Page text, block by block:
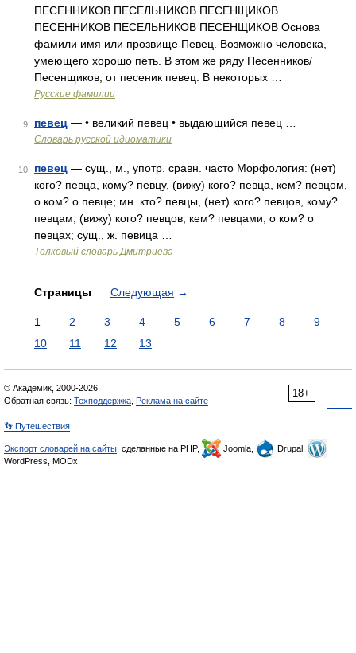
ПЕСЕННИКОВ ПЕСЕЛЬНИКОВ ПЕСЕНЩИКОВ
ПЕСЕННИКОВ ПЕСЕЛЬНИКОВ ПЕСЕНЩИКОВ Основа
фамили имя или прозвище Певец. Возможно человека,
умеющего хорошо петь. В этом же ряду Песенников/
Песенщиков, от песеник певец. В некоторых …
Русские фамилии
9 певец — • великий певец • выдающийся певец …
Словарь русской идиоматики
10 певец — сущ., м., употр. сравн. часто Морфология: (нет)
кого? певца, кому? певцу, (вижу) кого? певца, кем? певцом,
о ком? о певце; мн. кто? певцы, (нет) кого? певцов, кому?
певцам, (вижу) кого? певцов, кем? певцами, о ком? о
певцах; сущ., ж. певица …
Толковый словарь Дмитриева
Страницы Следующая →
1 2 3 4 5 6 7 8
9
10
11 12 13
18+
© Академик, 2000-2026
Обратная связь: Техподдержка Реклама на сайте
👣 Путешествия
Экспорт словарей на сайты , сделанные на PHP, Joomla,
Drupal,
WordPress, MODx.